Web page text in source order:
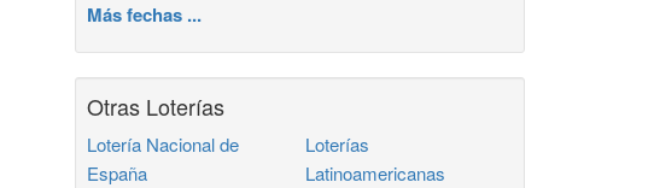
Más fechas ...
Otras Loterías
Lotería Nacional de
España
Loterías
Latinoamericanas